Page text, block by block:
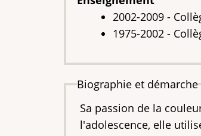
2002-2009 -
1975-2002 -
Biographie et démarche
Sa passion de la
l'adolescence, elle